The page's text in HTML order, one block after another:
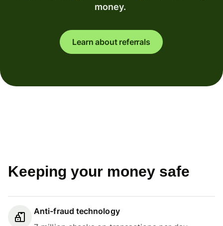
money.
Learn about referrals
Keeping your money safe
Anti-fraud technology